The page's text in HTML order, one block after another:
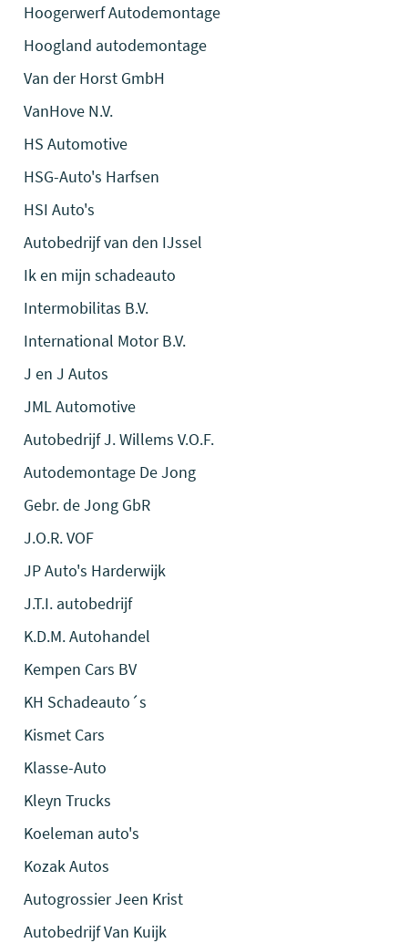
Hoogerwerf Autodemontage
Hoogland autodemontage
Van der Horst GmbH
VanHove N.V.
HS Automotive
HSG-Auto's Harfsen
HSI Auto's
Autobedrijf van den IJssel
Ik en mijn schadeauto
Intermobilitas B.V.
International Motor B.V.
J en J Autos
JML Automotive
Autobedrijf J. Willems V.O.F.
Autodemontage De Jong
Gebr. de Jong GbR
J.O.R. VOF
JP Auto's Harderwijk
J.T.I. autobedrijf
K.D.M. Autohandel
Kempen Cars BV
KH Schadeauto´s
Kismet Cars
Klasse-Auto
Kleyn Trucks
Koeleman auto's
Kozak Autos
Autogrossier Jeen Krist
Autobedrijf Van Kuijk